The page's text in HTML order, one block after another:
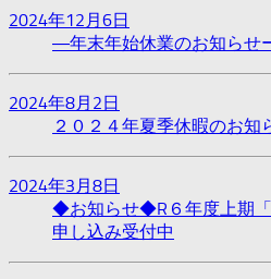
2024年12月6日
―年末年始休業のお知らせ
2024年8月2日
２０２４年夏季休暇のお知
2024年3月8日
◆お知らせ◆R６年度上期「
申し込み受付中